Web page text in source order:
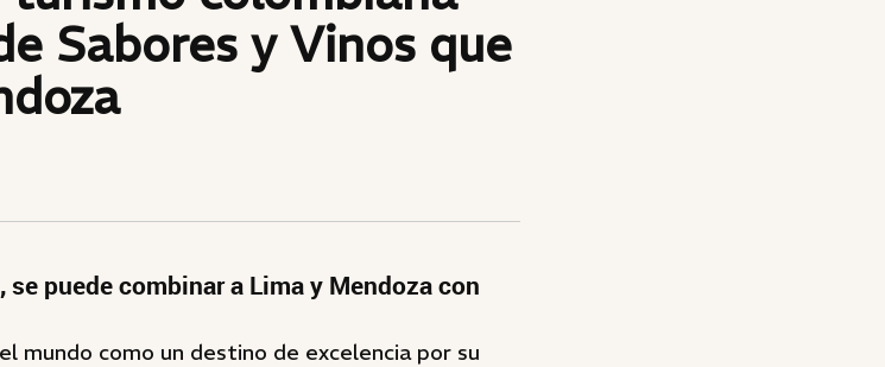
Sabores y Vinos que
puede combinar a Lima y Mendoza con
mundo como un destino de excelencia por su